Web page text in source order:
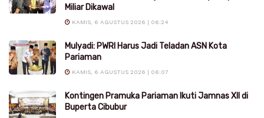
Miliar Dikawal
KAMIS, 6 AGUSTUS 2026 | 06:24
Mulyadi: PWRI Harus Jadi Teladan ASN Kota
Pariaman
KAMIS, 6 AGUSTUS 2026 | 06:07
Kontingen Pramuka Pariaman Ikuti Jamnas XII di
Buperta Cibubur